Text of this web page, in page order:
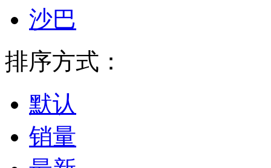
沙巴
排序方式：
默认
销量